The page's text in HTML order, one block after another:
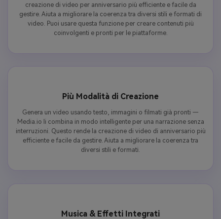
creazione di video per anniversario più efficiente e facile da
gestire. Aiuta a migliorare la coerenza tra diversi stili e formati di
video. Puoi usare questa funzione per creare contenuti più
coinvolgenti e pronti per le piattaforme.
Più Modalità di Creazione
Genera un video usando testo, immagini o filmati già pronti —
Media.io li combina in modo intelligente per una narrazione senza
interruzioni. Questo rende la creazione di video di anniversario più
efficiente e facile da gestire. Aiuta a migliorare la coerenza tra
diversi stili e formati.
Musica & Effetti Integrati